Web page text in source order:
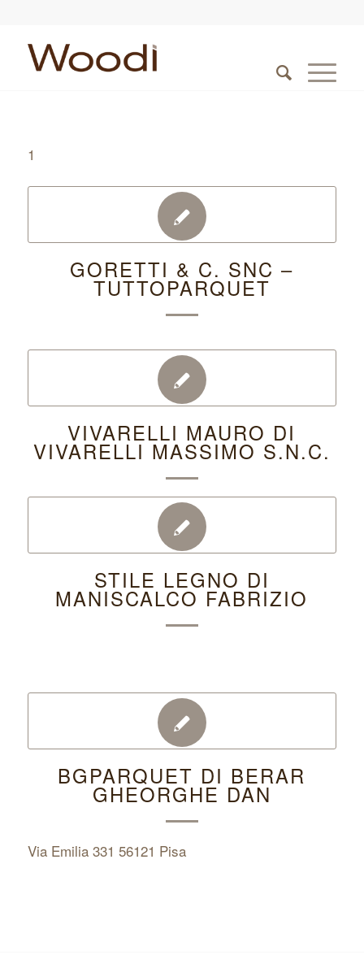
1
GORETTI & C. SNC –
TUTTOPARQUET
VIVARELLI MAURO DI
VIVARELLI MASSIMO S.N.C.
STILE LEGNO DI
MANISCALCO FABRIZIO
BGPARQUET DI BERAR
GHEORGHE DAN
Via Emilia 331 56121 Pisa